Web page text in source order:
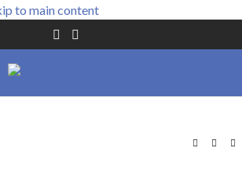
to main content